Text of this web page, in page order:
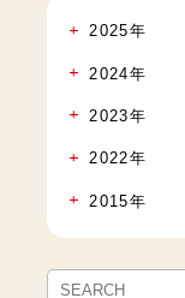
2025年
2024年
2023年
2022年
2015年